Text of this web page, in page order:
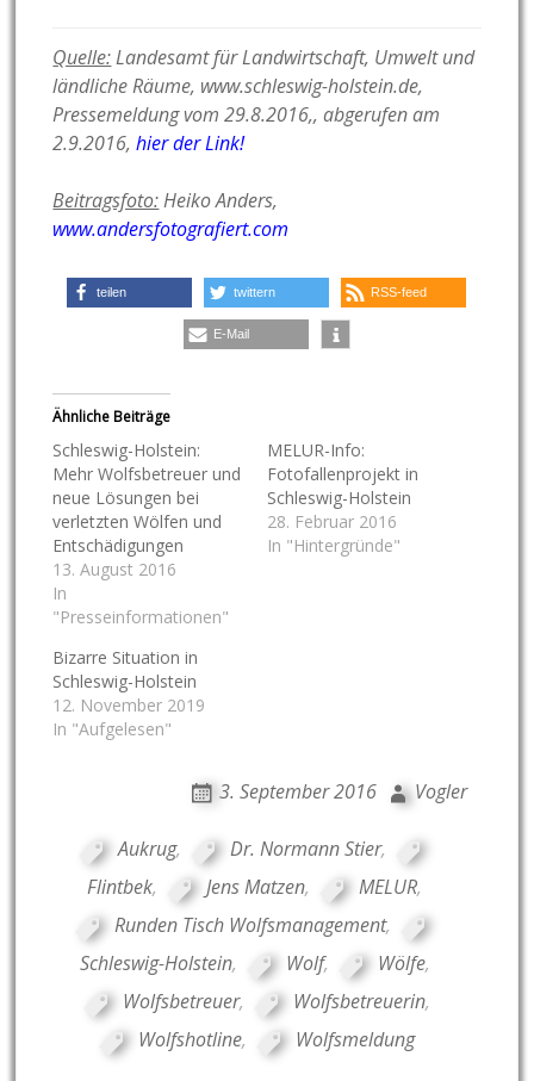
Quelle:Landesamt für Landwirtschaft, Umwelt und
ländliche Räume, www.schleswig-holstein.de,
Pressemeldung vom 29.8.2016,, abgerufen am
2.9.2016,hier der Link!
Beitragsfoto:Heiko Anders,
www.andersfotografiert.com
teilen twittern RSS-feed
E-Mail
Ähnliche Beiträge
Schleswig-Holstein:
Mehr Wolfsbetreuer und
neue Lösungen bei
verletzten Wölfen und
Entschädigungen
13. August 2016
In
"Presseinformationen"
MELUR-Info:
Fotofallenprojekt in
Schleswig-Holstein
28. Februar 2016
In "Hintergründe"
Bizarre Situation in
Schleswig-Holstein
12. November 2019
In "Aufgelesen"
3. September 2016 Vogler
Aukrug, Dr. Normann Stier,
Flintbek, Jens Matzen, MELUR,
Runden Tisch Wolfsmanagement,
Schleswig-Holstein, Wolf, Wölfe,
Wolfsbetreuer, Wolfsbetreuerin,
Wolfshotline, Wolfsmeldung